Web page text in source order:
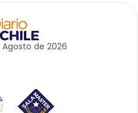
Agosto de 2026